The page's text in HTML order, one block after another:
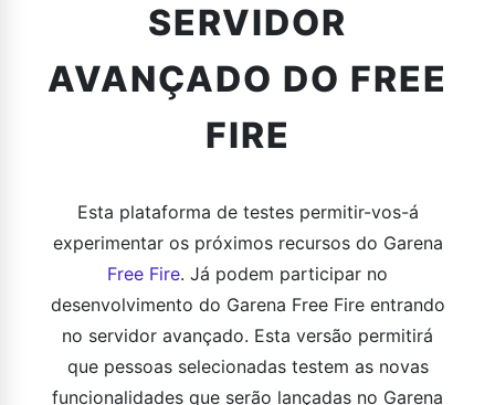
SERVIDOR
AVANÇADO DO FREE
FIRE
Esta plataforma de testes permitir-vos-á
experimentar os próximos recursos do Garena
Free Fire. Já podem participar no
desenvolvimento do Garena Free Fire entrando
no servidor avançado. Esta versão permitirá
que pessoas selecionadas testem as novas
funcionalidades que serão lançadas no Garena